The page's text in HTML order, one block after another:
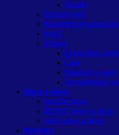
Vložky
Domácnost
Kosmetické
Muži
Zdraví
Esenciální oleje
Čaje
Náplasti a gely
Turmalínové
Akce a slevy
tianDe slevy
BEWIT slevy a akce
mihi slevy a akce
Novinky